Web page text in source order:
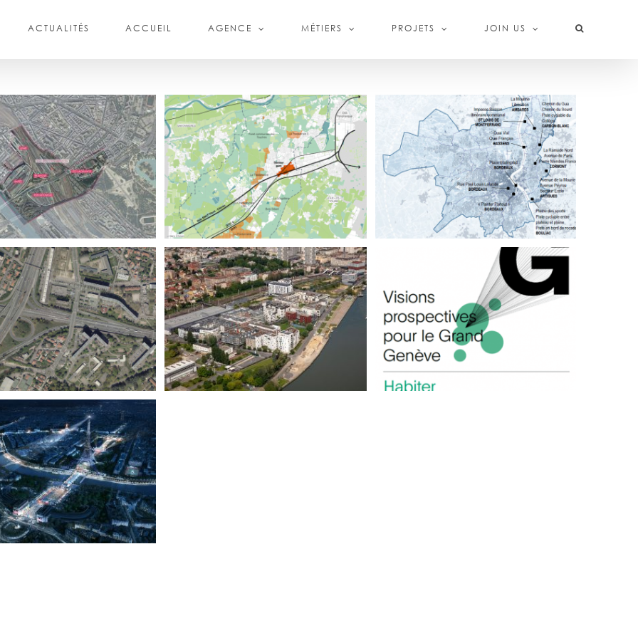
ACTUALITÉS ACCUEIL AGENCE MÉTIERS PROJETS JOIN US
AMO RÉSILIENCE ET
DURABLE ZAC
CHARENTON (PARIS 12e)
PLAN GUIDE BALLAN MIRÉ (37)
AMO ESPACES PUBLICS
BORDEAUX METROPOLE (33)
ESPACES PUBLICS
ZAC BRON
PARILLY (69)
ZAC DU PORT, CHOISY-LE-ROI
(94)
VISIONS PROSPECTIVES POUR LE
GRAND GENEVE
JO PARIS 2024